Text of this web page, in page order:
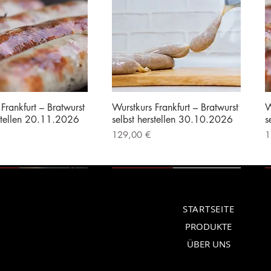
– Bratwurst
20.11.2026
Wurstkurs Frankfurt – Bratwurst
selbst herstellen 30.10.2026
Preis
129,00 €
STARTSEITE
PRODUKTE
ÜBER UNS